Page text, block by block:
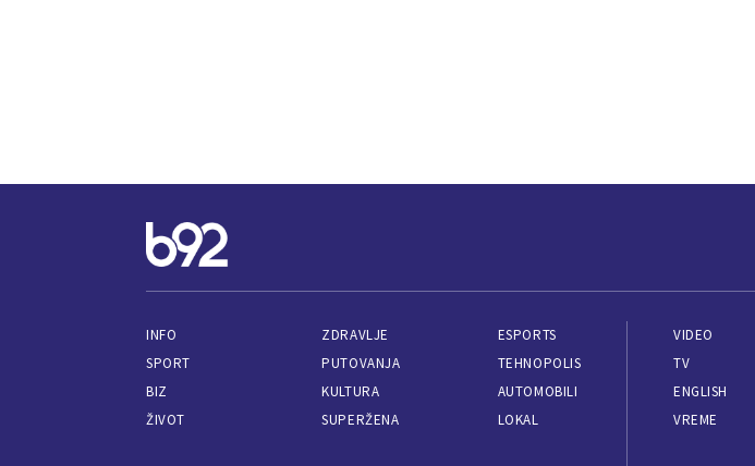
INFO
SPORT
BIZ
ŽIVOT
ZDRAVLJE
PUTOVANJA
KULTURA
SUPERŽENA
ESPORTS
TEHNOPOLIS
AUTOMOBILI
LOKAL
VIDEO
TV
ENGLISH
VREME